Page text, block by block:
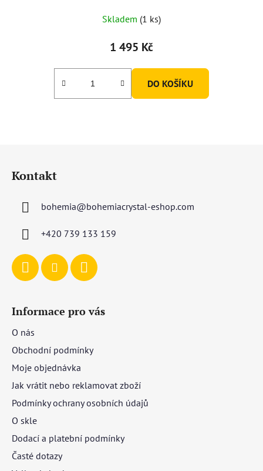
Skladem (1 ks)
1 495 Kč
DO KOŠÍKU
Kontakt
bohemia@bohemiacrystal-eshop.com
+420 739 133 159
Informace pro vás
O nás
Obchodní podmínky
Moje objednávka
Jak vrátit nebo reklamovat zboží
Podmínky ochrany osobních údajů
O skle
Dodací a platební podmínky
Časté dotazy